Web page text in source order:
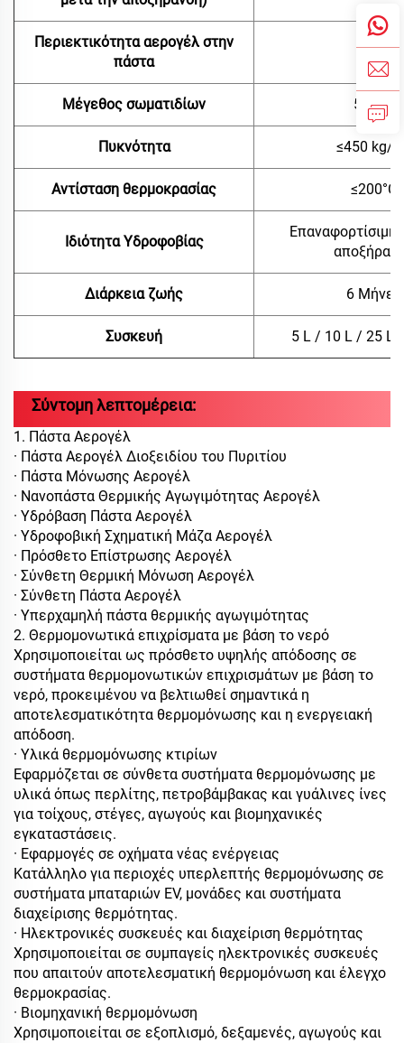
Περιεκτικότητα αερογέλ στην
πάστα
20%
Μέγεθος σωματιδίων 50 μm
Πυκνότητα ≤450 kg/
Αντίσταση θερμοκρασίας ≤200°C
Ιδιότητα Υδροφοβίας
Επαναφορτίσιμη
Διάρκεια ζωής 6 Μήνες
Συσκευή 5 L / 10 L / 25 L
Σύντομη λεπτομέρεια:
1. Πάστα Αερογέλ
· Πάστα Αερογέλ Διοξειδίου του Πυριτίου
· Πάστα Μόνωσης Αερογέλ
· Νανοπάστα Θερμικής Αγωγιμότητας Αερογέλ
· Υδρόβαση Πάστα Αερογέλ
· Υδροφοβική Σχηματική Μάζα Αερογέλ
· Πρόσθετο Επίστρωσης Αερογέλ
· Σύνθετη Θερμική Μόνωση Αερογέλ
· Σύνθετη Πάστα Αερογέλ
· Υπερχαμηλή πάστα θερμικής αγωγιμότητας
2. Θερμομονωτικά επιχρίσματα με βάση το νερό
Χρησιμοποιείται ως πρόσθετο υψηλής απόδοσης σε
συστήματα θερμομονωτικών επιχρισμάτων με βάση το
νερό, προκειμένου να βελτιωθεί σημαντικά η
αποτελεσματικότητα θερμομόνωσης και η ενεργειακή
απόδοση.
· Υλικά θερμομόνωσης κτιρίων
Εφαρμόζεται σε σύνθετα συστήματα θερμομόνωσης με
υλικά όπως περλίτης, πετροβάμβακας και γυάλινες ίνες
για τοίχους, στέγες, αγωγούς και βιομηχανικές
εγκαταστάσεις.
· Εφαρμογές σε οχήματα νέας ενέργειας
Κατάλληλο για περιοχές υπερλεπτής θερμομόνωσης σε
συστήματα μπαταριών EV, μονάδες και συστήματα
διαχείρισης θερμότητας.
· Ηλεκτρονικές συσκευές και διαχείριση θερμότητας
Χρησιμοποιείται σε συμπαγείς ηλεκτρονικές συσκευές
που απαιτούν αποτελεσματική θερμομόνωση και έλεγχο
θερμοκρασίας.
· Βιομηχανική θερμομόνωση
Χρησιμοποιείται σε εξοπλισμό, δεξαμενές, αγωγούς και